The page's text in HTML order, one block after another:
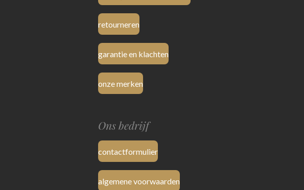
retourneren
garantie en klachten
onze merken
Ons bedrijf
contactformulier
algemene voorwaarden